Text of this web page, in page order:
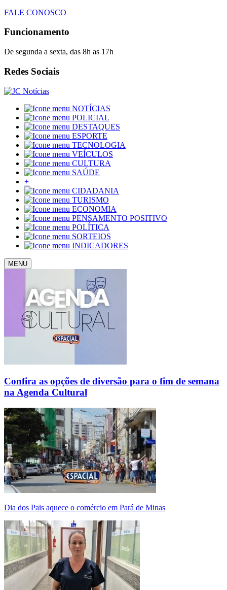
FALE CONOSCO
Funcionamento
De segunda a sexta, das 8h as 17h
Redes Sociais
NOTÍCIAS
POLICIAL
DESTAQUES
ESPORTE
TECNOLOGIA
VEÍCULOS
CULTURA
SAÚDE
+
CIDADANIA
TURISMO
ECONOMIA
PENSAMENTO POSITIVO
POLÍTICA
SORTEIOS
INDICADORES
MENU
Confira as opções de diversão para o fim de semana
na Agenda Cultural
Dia dos Pais aquece o comércio em Pará de Minas